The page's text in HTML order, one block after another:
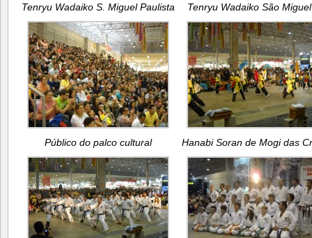
Tenryu Wadaiko S. Miguel Paulista Tenryu Wadaiko São
Público do palco cultural Hanabi Soran de Mogi das